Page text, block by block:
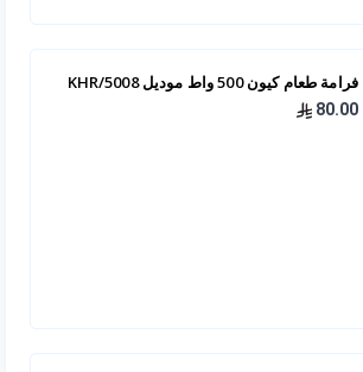
فرامة طعام كيون 500 واط موديل KHR/5008
80.00